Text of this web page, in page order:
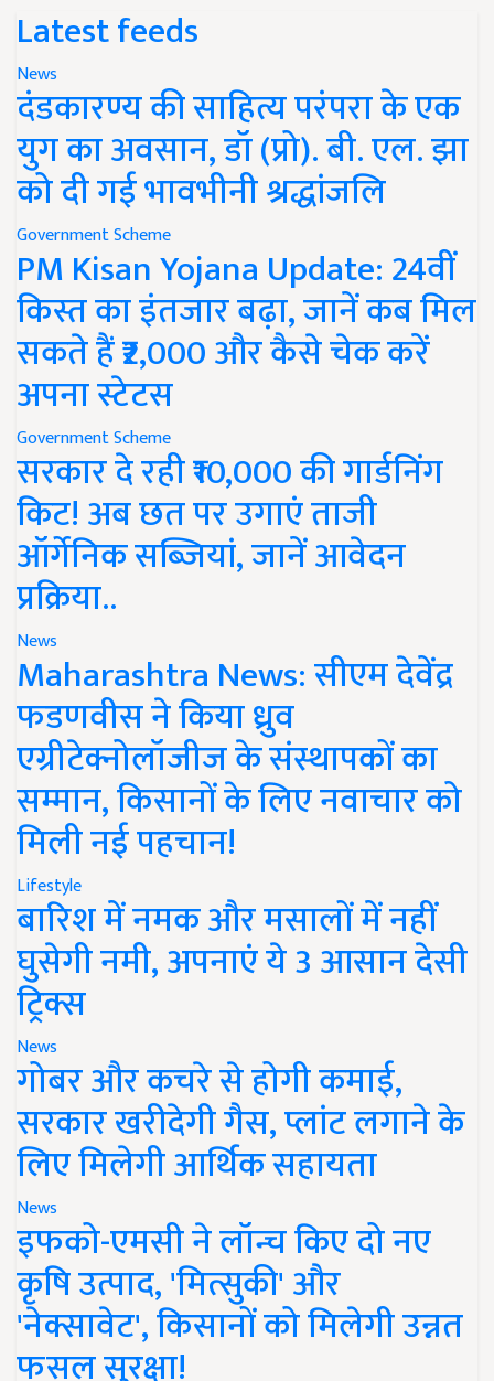
Latest feeds
News
दंडकारण्य की साहित्य परंपरा के एक
युग का अवसान, डॉ (प्रो). बी. एल. झा
को दी गई भावभीनी श्रद्धांजलि
Government Scheme
PM Kisan Yojana Update: 24वीं
किस्त का इंतजार बढ़ा, जानें कब मिल
सकते हैं ₹2,000 और कैसे चेक करें
अपना स्टेटस
Government Scheme
सरकार दे रही ₹10,000 की गार्डनिंग
किट! अब छत पर उगाएं ताजी
ऑर्गेनिक सब्जियां, जानें आवेदन
प्रक्रिया..
News
Maharashtra News: सीएम देवेंद्र
फडणवीस ने किया ध्रुव
एग्रीटेक्नोलॉजीज के संस्थापकों का
सम्मान, किसानों के लिए नवाचार को
मिली नई पहचान!
Lifestyle
बारिश में नमक और मसालों में नहीं
घुसेगी नमी, अपनाएं ये 3 आसान देसी
ट्रिक्स
News
गोबर और कचरे से होगी कमाई,
सरकार खरीदेगी गैस, प्लांट लगाने के
लिए मिलेगी आर्थिक सहायता
News
इफको-एमसी ने लॉन्च किए दो नए
कृषि उत्पाद, 'मित्सुकी' और
'नेक्सावेट', किसानों को मिलेगी उन्नत
फसल सुरक्षा!